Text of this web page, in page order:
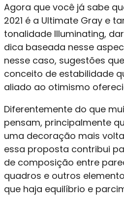
Agora que você já sabe
2021 é a Ultimate Gray e
tonalidade Illuminating,
dica baseada nesse
nesse caso, sugestões
conceito de estabilidade
aliado ao otimismo
Diferentemente do que
pensam, principalmente
uma decoração mais
essa proposta contribui
de composição entre
quadros e outros
que haja equilíbrio e